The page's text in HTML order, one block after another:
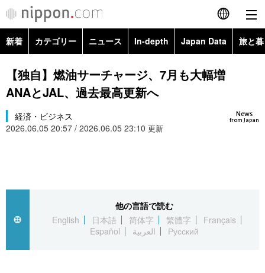
English
简体字
Русский
カテゴリー
国際
社会
アーカイブ
Japan Data
旅と暮らし
新着 カテゴリー ニュース In-depth Japan Data 旅と
政治・外交
経済・ビジネス
国際・海外
文化
科学・技術
暮らし
Topics
【独自】燃油サーチャージ、7月も大幅増
ANAとJAL、過去最高更新へ
News
from Japan
経済・ビジネス
2026.06.05 20:57 / 2026.06.05 23:10 更新
他の言語で読む
English
日本語 简体字 繁體字
Français
Español
العربية Русский